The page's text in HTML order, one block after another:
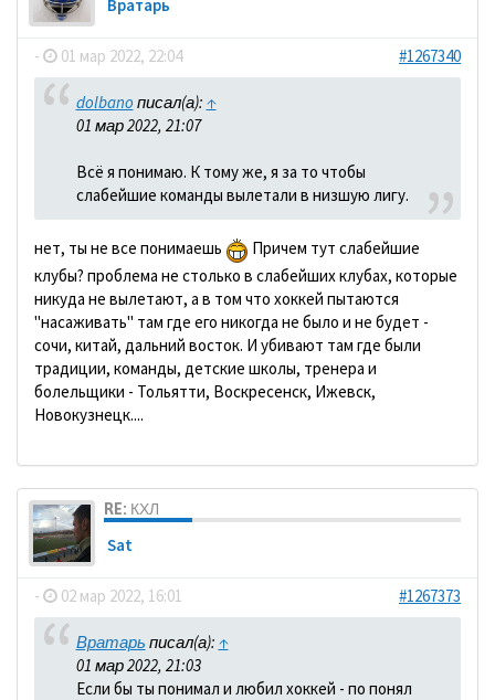
Вратарь
- 01 мар 2022, 22:04 #1267340
dolbano писал(а): ↑
01 мар 2022, 21:07
Всё я понимаю. К тому же, я за то чтобы
слабейшие команды вылетали в низшую лигу.
нет, ты не все понимаешь
Причем тут слабейшие
клубы? проблема не столько в слабейших клубах, которые
никуда не вылетают, а в том что хоккей пытаются
"насаживать" там где его никогда не было и не будет -
сочи, китай, дальний восток. И убивают там где были
традиции, команды, детские школы, тренера и
болельщики - Тольятти, Воскресенск, Ижевск,
Новокузнецк....
RE: КХЛ
Sat
- 02 мар 2022, 16:01 #1267373
Вратарь писал(а): ↑
01 мар 2022, 21:03
Если бы ты понимал и любил хоккей - по понял